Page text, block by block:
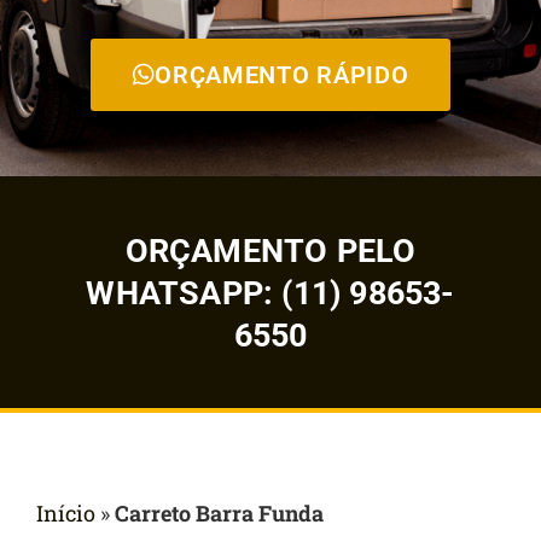
ORÇAMENTO RÁPIDO
ORÇAMENTO PELO
WHATSAPP: (11) 98653-
6550
Início »Carreto Barra Funda